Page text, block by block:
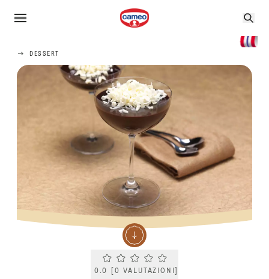
DESSERT
Current rating 0.0. Click to rate.
0.0 0 VALUTAZIONI